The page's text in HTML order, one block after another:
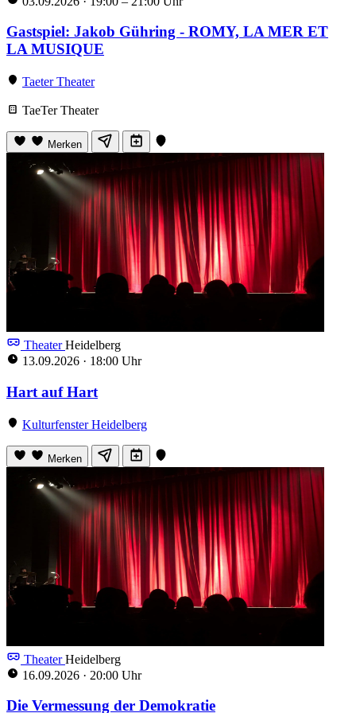
Gastspiel: Jakob Gühring - ROMY, LA MER ET
LA MUSIQUE
Taeter Theater
TaeTer Theater
Merken
TheaterHeidelberg
13.09.2026 · 18:00 Uhr
Hart auf Hart
Kulturfenster Heidelberg
Merken
TheaterHeidelberg
16.09.2026 · 20:00 Uhr
Die Vermessung der Demokratie